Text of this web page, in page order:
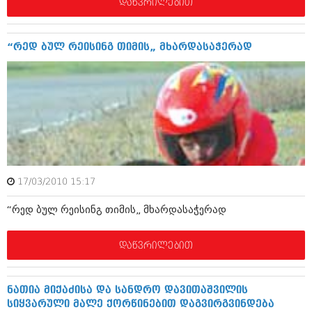
სექტემბერი 2017 (261)
ივლისი 2017 (233)
აპრილი 2017 (220)
მარტი 2017 (212)
თებერვალი 2017 (205)
იანვარი 2017 (246)
დეკემბერი 2016 (207)
ნოემბერი 2016 (207)
ოქტომბერი 2016 (257)
სექტემბერი 2016 (224)
ივნისი 2016 (221)
მაისი 2016 (261)
აპრილი 2016 (215)
მარტი 2016 (200)
თებერვალი 2016 (250)
დაწვრილებით
“რედ ბულ რეისინგ თიმის„ მხარდასაჭერად
17/03/2010 15:17
“რედ ბულ რეისინგ თიმის„ მხარდასაჭერად
დაწვრილებით
ნათია მიქაძისა და სანდრო დავითაშვილის
სიყვარული მალე ქორწინებით დაგვირგვინდება